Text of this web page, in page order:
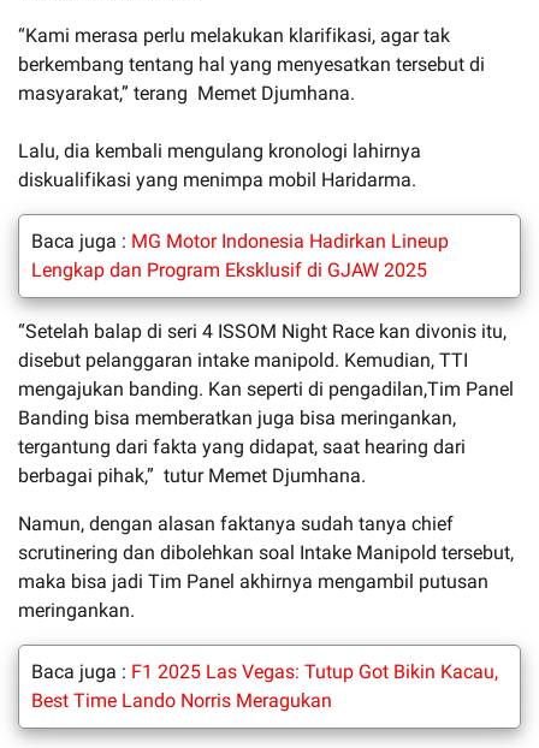
“Kami merasa perlu melakukan klarifikasi, agar tak
berkembang tentang hal yang menyesatkan tersebut di
masyarakat,” terang Memet Djumhana.
Lalu, dia kembali mengulang kronologi lahirnya
diskualifikasi yang menimpa mobil Haridarma.
Baca juga : MG Motor Indonesia Hadirkan Lineup
Lengkap dan Program Eksklusif di GJAW 2025
“Setelah balap di seri 4 ISSOM Night Race kan divonis itu,
disebut pelanggaran intake manipold. Kemudian, TTI
mengajukan banding. Kan seperti di pengadilan,Tim Panel
Banding bisa memberatkan juga bisa meringankan,
tergantung dari fakta yang didapat, saat hearing dari
berbagai pihak,” tutur Memet Djumhana.
Namun, dengan alasan faktanya sudah tanya chief
scrutinering dan dibolehkan soal Intake Manipold tersebut,
maka bisa jadi Tim Panel akhirnya mengambil putusan
meringankan.
Baca juga : F1 2025 Las Vegas: Tutup Got Bikin Kacau,
Best Time Lando Norris Meragukan